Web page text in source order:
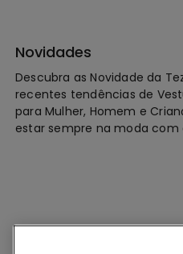
Novidades
Descubra as Novidade da
recentes tendências de
para Mulher, Homem e
estar sempre na moda com